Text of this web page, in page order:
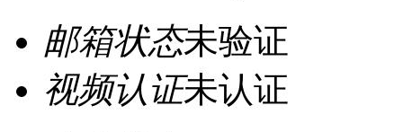
邮箱状态未验证
视频认证未认证